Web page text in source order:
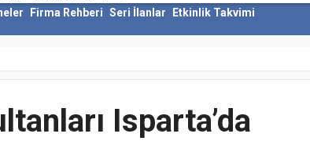
Firma Rehberi Seri İlanlar
Etkinlik Takvimi
Isparta’da